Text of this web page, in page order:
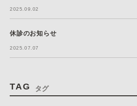
2025.09.02
休診のお知らせ
2025.07.07
TAG タグ